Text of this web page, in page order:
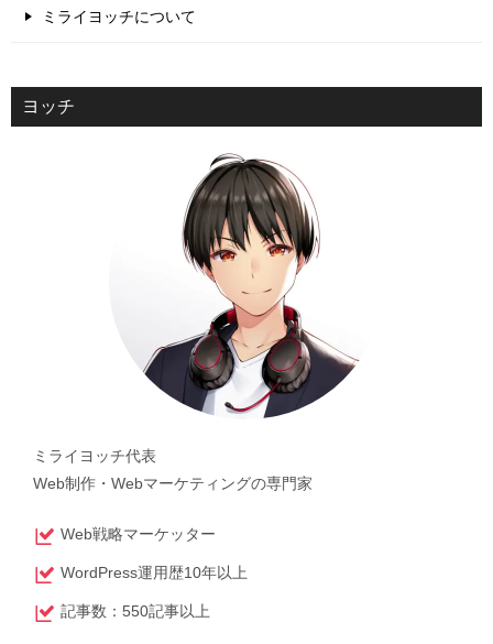
ミライヨッチについて
ヨッチ
ミライヨッチ代表
Web制作・Webマーケティングの専門家
Web戦略マーケッター
WordPress運用歴10年以上
記事数：550記事以上